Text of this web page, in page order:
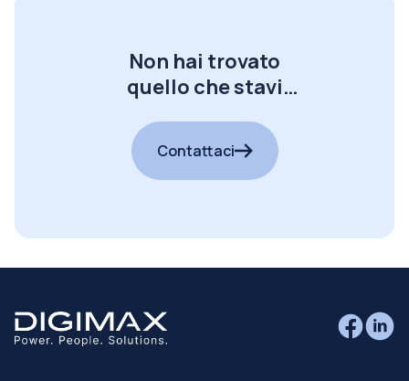
Non hai trovato
quello che stavi
Contattaci